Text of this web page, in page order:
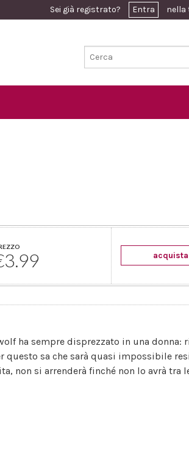
Sei già registrato? Entra nella
ha sempre disprezzato in una donna:
questo sa che sarà quasi impossibile
non si arrenderà finché non lo avrà tra